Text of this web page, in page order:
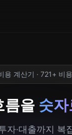
용 계산기 · 721+ 비
름을 숫
자·대출까지 복